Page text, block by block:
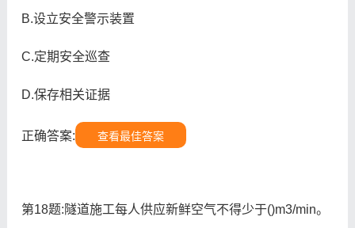
B.设立安全警示装置
C.定期安全巡查
D.保存相关证据
正确答案: 查看最佳答案
第18题:隧道施工每人供应新鲜空气不得少于()m3/min。